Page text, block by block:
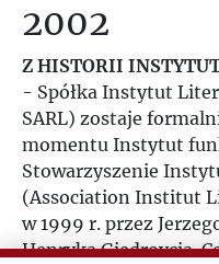
2002
Z HISTORII
- Spółka Instytut
SARL) zostaje
momentu Instytut
Stowarzyszenie
(Association Institut
w 1999 r. przez
Henryka Giedroycia.